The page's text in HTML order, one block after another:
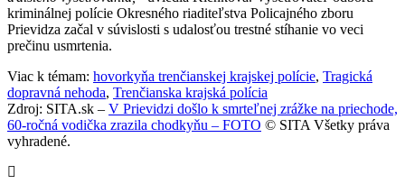
kriminálnej polície Okresného riaditeľstva Policajného zboru
Prievidza začal v súvislosti s udalosťou trestné stíhanie vo veci
prečinu usmrtenia.
Viac k témam: hovorkyňa trenčianskej krajskej polície, Tragická
dopravná nehoda, Trenčianska krajská polícia
Zdroj: SITA.sk – V Prievidzi došlo k smrteľnej zrážke na priechode,
60-ročná vodička zrazila chodkyňu – FOTO © SITA Všetky práva
vyhradené.